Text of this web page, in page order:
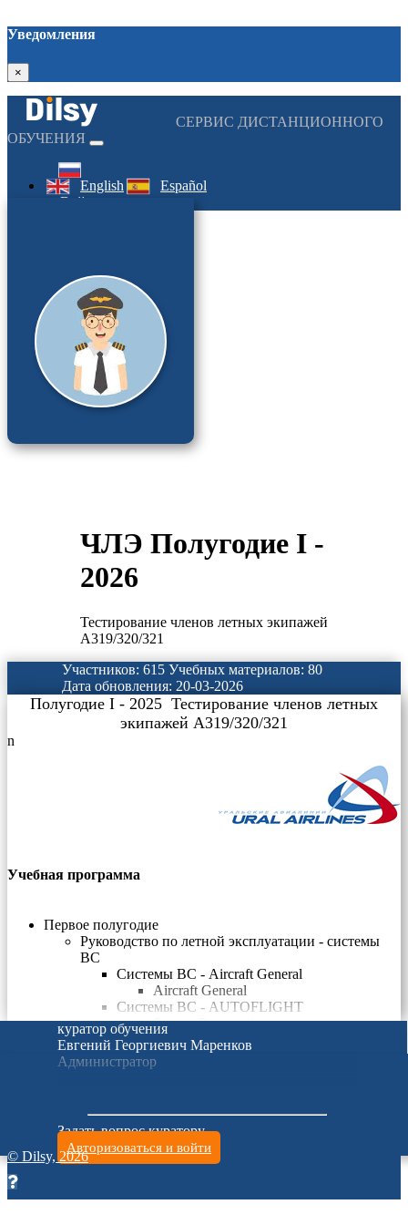
Уведомления
×
СЕРВИС ДИСТАНЦИОННОГО
ОБУЧЕНИЯ
English
Español
Войти
ЧЛЭ Полугодие I -
2026
Тестирование членов летных экипажей
A319/320/321
Участников: 615 Учебных материалов: 80
Дата обновления: 20-03-2026
Полугодие I - 2025 Тестирование членов летных
экипажей A319/320/321
n
Учебная программа
Первое полугодие
Руководство по летной эксплуатации - системы
ВС
Системы ВС - Aircraft General
Aircraft General
Системы ВС - AUTOFLIGHT
System Presentation
Flight Control Unit
Flight Mode Annunciator
Guidance Principles
Protections
Autoflight Quiz
куратор обучения
Евгений Георгиевич Маренков
Администратор
Задать вопрос куратору
Авторизоваться и войти
© Dilsy, 2026